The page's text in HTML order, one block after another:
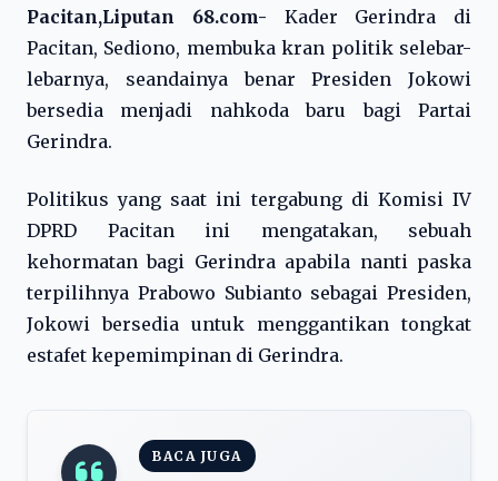
Pacitan,Liputan 68.com- Kader Gerindra di
Pacitan, Sediono, membuka kran politik selebar-
lebarnya, seandainya benar Presiden Jokowi
bersedia menjadi nahkoda baru bagi Partai
Gerindra.
Politikus yang saat ini tergabung di Komisi IV
DPRD Pacitan ini mengatakan, sebuah
kehormatan bagi Gerindra apabila nanti paska
terpilihnya Prabowo Subianto sebagai Presiden,
Jokowi bersedia untuk menggantikan tongkat
estafet kepemimpinan di Gerindra.
BACA JUGA